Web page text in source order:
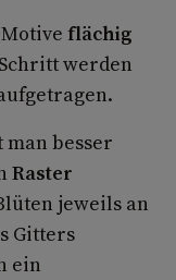
flächig
werden
besser
Raster
jeweils an
Gitters
ein